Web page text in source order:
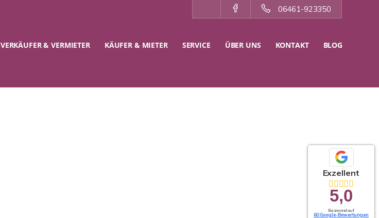
06461-923350
VERKÄUFER & VERMIETER KÄUFER & MIETER SERVICE ÜBER UNS KONTAKT BLOG
Exzellent
5,0
Basierend auf
60 Google-Bewertungen